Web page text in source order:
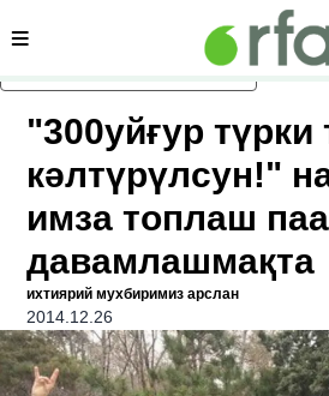
асаслиқ мәзмунға атлаң
сәһипә
"300уйғур түрки
кәлтүрүлсун!"
имза топлаш
давамлашмақта
ихтиярий мухбиримиз арслан
2014.12.26